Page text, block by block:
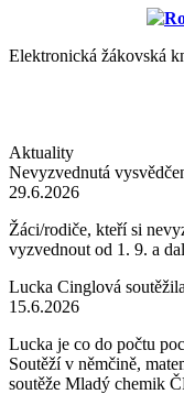
Elektronická žákovská
Aktuality
Nevyzvednutá
29.6.2026
Žáci/rodiče, kteří si
vyzvednout od 1. 9. a
Lucka Cinglová
15.6.2026
Lucka je co do počtu
Soutěží v němčině,
soutěže Mladý chemik